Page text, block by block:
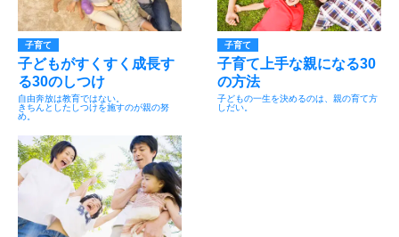
子育て
子どもがすくすく成長す
る30のしつけ
自由奔放は教育ではない。
きちんとしたしつけを施すのが親の努
め。
子育て
子育て上手な親になる30
の方法
子どもの一生を決めるのは、親の育て方
しだい。